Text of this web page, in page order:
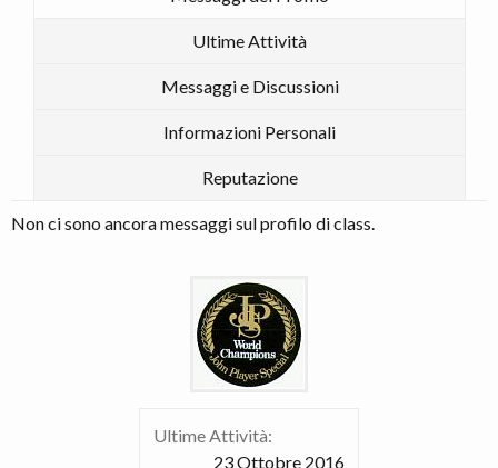
Ultime Attività:
23 Ottobre 2016
Ultime Attività
Messaggi e Discussioni
Informazioni Personali
Reputazione
Non ci sono ancora messaggi sul profilo di class.